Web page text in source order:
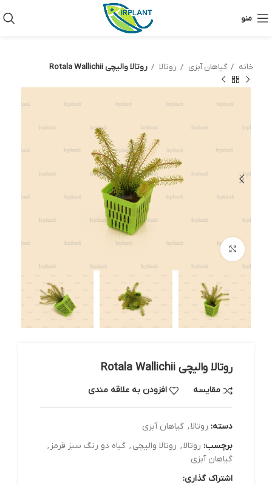
منو
خانه گیاهان آبزی روتالا روتالا والیچی Rotala Wallichii
بزرگنمایی تصویر
روتالا والیچی Rotala Wallichii
مقایسه افزودن به علاقه مندی
دسته: روتالا, گیاهان آبزی
برچسب: روتالا, روتالا والیچی , گیاه دو رنگ سبز قرمز ,
گیاهان آبزی
اشتراک گذاری: